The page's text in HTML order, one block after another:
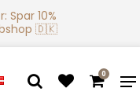
Spar 10%
🇩🇰
0